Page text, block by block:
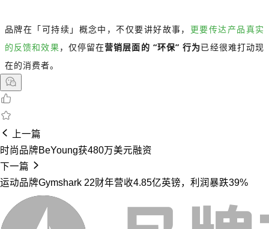
品牌在「可持续」概念中，不仅要讲好故事， 更要传达产品真实
的反馈和效果，仅停留在营销层面的 “环保” 行为已经很难打动现
在的消费者。
上一篇
时尚品牌BeYoung获480万美元融资
下一篇
运动品牌Gymshark 22财年营收4.85亿英镑，利润暴跌39%